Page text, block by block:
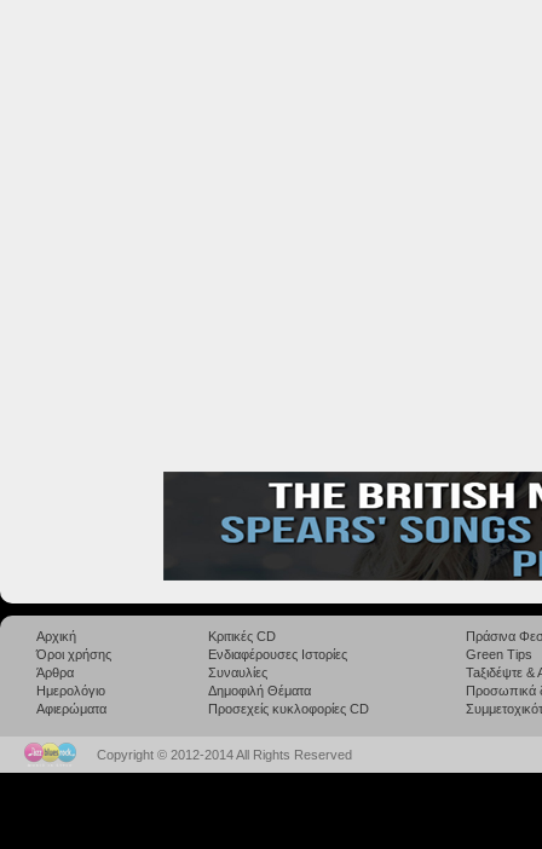
Αρχική
Όροι χρήσης
Άρθρα
Ημερολόγιο
Αφιερώματα
Κριτικές CD
Ενδιαφέρουσες Ιστορίες
Συναυλίες
Δημοφιλή Θέματα
Προσεχείς κυκλοφορίες CD
Πράσινα
Green Tips
Taξιδέψτε
Προσωπικά
Copyright © 2012-2014 All Rights Reserved